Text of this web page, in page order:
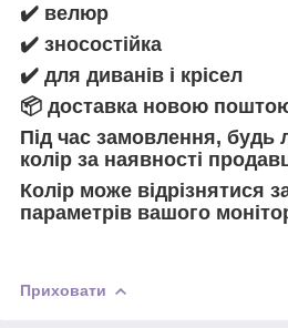
✔️ велюр
✔️ зносостійка
✔️ для диванів і крісел
📦 доставка новою
Під час замовлення, будь
колір за наявності
Колір може відрізнятися
параметрів вашого
Приховати